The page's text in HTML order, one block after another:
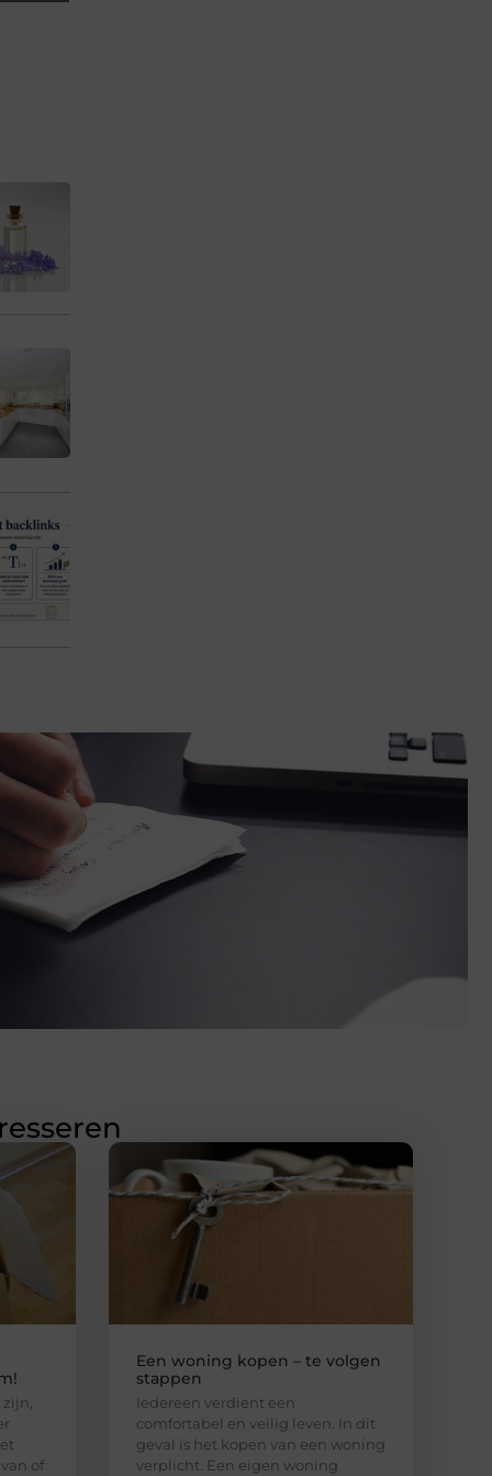
zijn,
of
Een woning kopen – te volgen
stappen
Iedereen verdient een
comfortabel en veilig leven. In dit
geval is het kopen van een woning
verplicht. Een eigen woning